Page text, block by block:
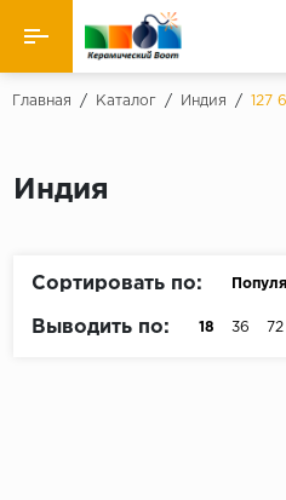
Назад
Керамическая плитка
Главная / Каталог / Индия / 127
Индия
Сортировать по:
Выводить по: 18 36 72